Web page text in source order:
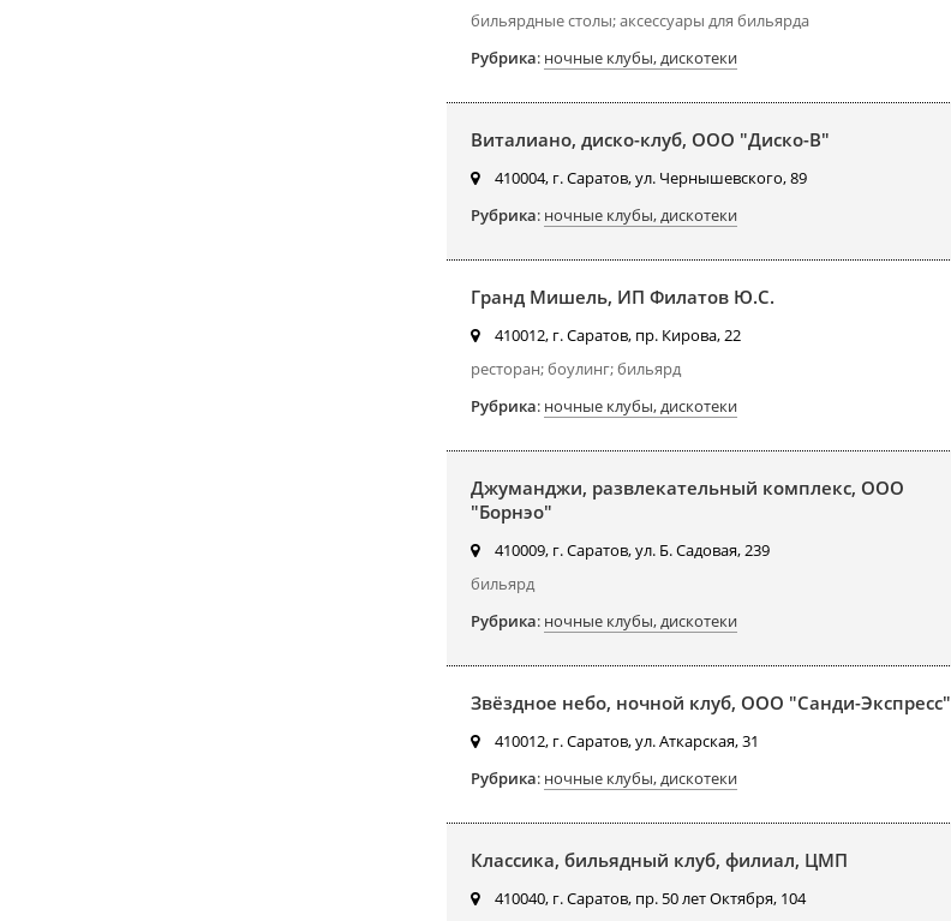
бильярдные столы; аксессуары для бильярда
Рубрика: ночные клубы, дискотеки
Виталиано, диско-клуб, ООО "Диско-В"
410004, г. Саратов, ул. Чернышевского, 89
Рубрика: ночные клубы, дискотеки
Гранд Мишель, ИП Филатов Ю.С.
410012, г. Саратов, пр. Кирова, 22
ресторан; боулинг; бильярд
Рубрика: ночные клубы, дискотеки
Джуманджи, развлекательный комплекс, ООО
"Борнэо"
410009, г. Саратов, ул. Б. Садовая, 239
бильярд
Рубрика: ночные клубы, дискотеки
Звёздное небо, ночной клуб, ООО "Санди-Экспресс"
410012, г. Саратов, ул. Аткарская, 31
Рубрика: ночные клубы, дискотеки
Классика, бильядный клуб, филиал, ЦМП
410040, г. Саратов, пр. 50 лет Октября, 104